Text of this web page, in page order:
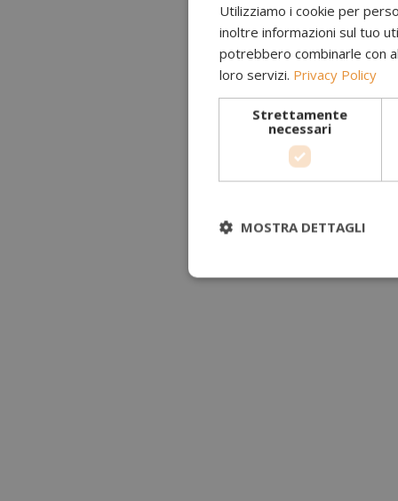
Utilizziamo i cookie per
inoltre informazioni sul tuo
potrebbero combinarle con
loro servizi. Privacy Policy
Strettamente
necessari
MOSTRA DETTAGLI